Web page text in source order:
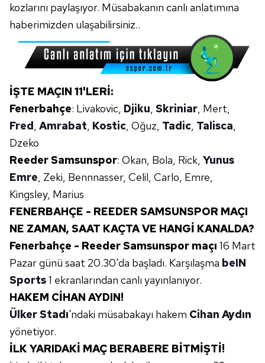
kozlarını paylaşıyor. Müsabakanın canlı anlatımına
haberimizden ulaşabilirsiniz..
İŞTE MAÇIN 11'LERİ:
Fenerbahçe: Livakovic, Djiku, Skriniar, Mert,
Fred, Amrabat, Kostic, Oğuz, Tadic, Talisca,
Dzeko
Reeder Samsunspor: Okan, Bola, Rick, Yunus
Emre, Zeki, Bennnasser, Celil, Carlo, Emre,
Kingsley, Marius
FENERBAHÇE - REEDER SAMSUNSPOR MAÇI
NE ZAMAN, SAAT KAÇTA VE HANGİ KANALDA?
Fenerbahçe - Reeder Samsunspor maçı 16 Mart
Pazar günü saat 20.30'da başladı. Karşılaşma beIN
Sports1 ekranlarından canlı yayınlanıyor.
HAKEM CİHAN AYDIN!
Ülker Stadı'ndaki müsabakayı hakem Cihan Aydın
yönetiyor.
İLK YARIDAKİ MAÇ BERABERE BİTMİŞTİ!